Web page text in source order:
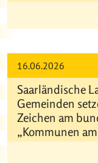
16.06.2026
Saarländische
Gemeinden
Zeichen am
„Kommunen